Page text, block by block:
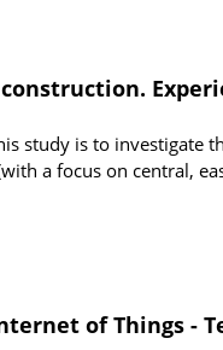
study is to investigate
a focus on central,
of Things -